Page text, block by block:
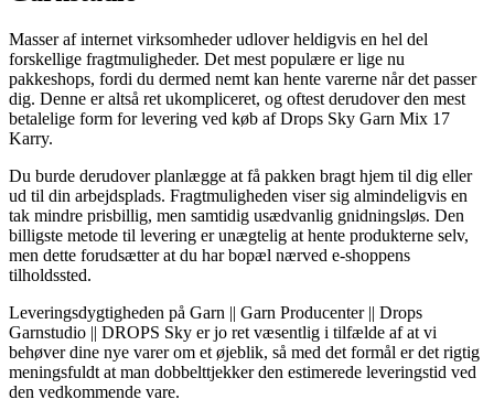
Masser af internet virksomheder udlover heldigvis en hel del
forskellige fragtmuligheder. Det mest populære er lige nu
pakkeshops, fordi du dermed nemt kan hente varerne når det passer
dig. Denne er altså ret ukompliceret, og oftest derudover den mest
betalelige form for levering ved køb af Drops Sky Garn Mix 17
Karry.
Du burde derudover planlægge at få pakken bragt hjem til dig eller
ud til din arbejdsplads. Fragtmuligheden viser sig almindeligvis en
tak mindre prisbillig, men samtidig usædvanlig gnidningsløs. Den
billigste metode til levering er unægtelig at hente produkterne selv,
men dette forudsætter at du har bopæl nærved e-shoppens
tilholdssted.
Leveringsdygtigheden på Garn || Garn Producenter || Drops
Garnstudio || DROPS Sky er jo ret væsentlig i tilfælde af at vi
behøver dine nye varer om et øjeblik, så med det formål er det rigtig
meningsfuldt at man dobbelttjekker den estimerede leveringstid ved
den vedkommende vare.